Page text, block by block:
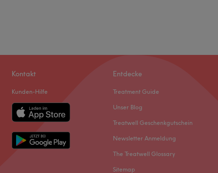
Kontakt
Kunden-Hilfe
Entdecke
Treatment Guide
Unser Blog
Treatwell Geschenkgutschein
Newsletter Anmeldung
The Treatwell Glossary
Sitemap